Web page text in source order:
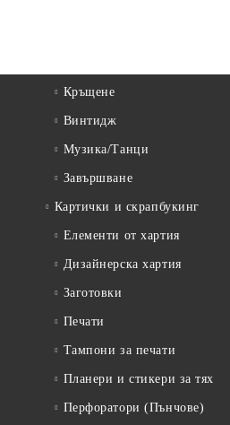
Кръщене
Винтидж
Музика/Танци
Завършване
Картички и скрапбукинг
Елементи от хартия
Дизайнерска хартия
Заготовки
Печати
Тампони за печати
Планери и стикери за тях
Перфоратори (Пънчове)